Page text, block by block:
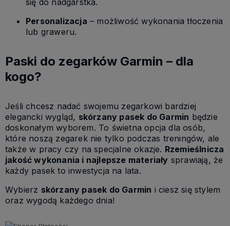
się do nadgarstka.
Personalizacja – możliwość wykonania tłoczenia
lub graweru.
Paski do zegarków Garmin – dla
kogo?
Jeśli chcesz nadać swojemu zegarkowi bardziej
elegancki wygląd, skórzany pasek do Garmin będzie
doskonałym wyborem. To świetna opcja dla osób,
które noszą zegarek nie tylko podczas treningów, ale
także w pracy czy na specjalne okazje. Rzemieślnicza
jakość wykonania i najlepsze materiały sprawiają, że
każdy pasek to inwestycja na lata.
Wybierz skórzany pasek do Garmin i ciesz się stylem
oraz wygodą każdego dnia!